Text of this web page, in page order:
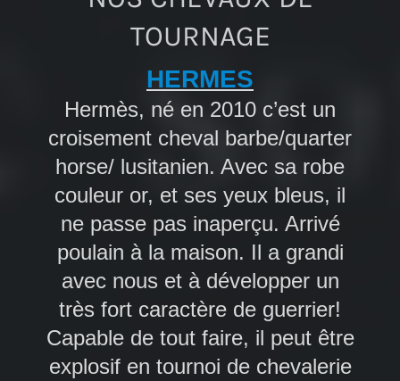
TOURNAGE
HERMES
Hermès, né en 2010 c’est un
croisement cheval barbe/quarter
horse/ lusitanien. Avec sa robe
couleur or, et ses yeux bleus, il
ne passe pas inaperçu. Arrivé
poulain à la maison. Il a grandi
avec nous et à développer un
très fort caractère de guerrier!
Capable de tout faire, il peut être
explosif en tournoi de chevalerie